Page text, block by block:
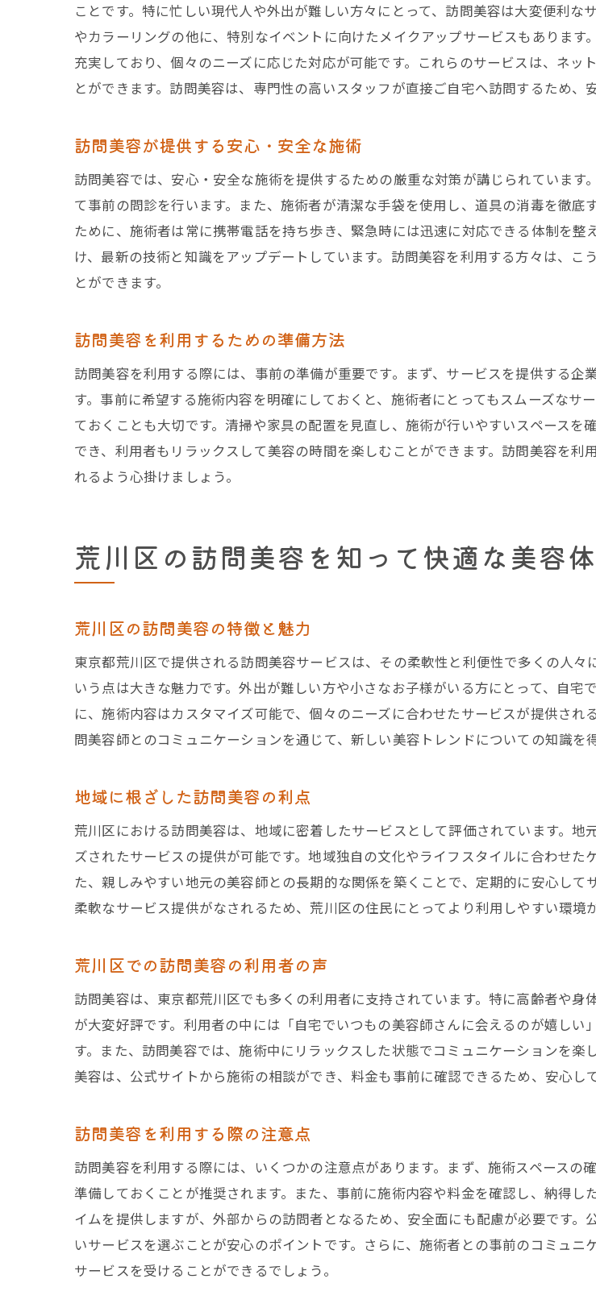
訪問美容で取り入れたい新
プロのアドバイスを受けら
訪問美容が提供するリフレ
訪問美容に必要な事前準備
訪問美容利用者が知ってお
訪問美容で得られるコスト
訪問美容の施術中にリラッ
訪問美容で受けられる多様
施術後のケアと次回訪問へ
訪問美容が叶える理想のビ
訪問美容の初回体験で気を
訪問美容の初回利用者に向
訪問美容の初回利用特典と
ことです。特に忙しい現代人や外出が難しい方々にとって、訪問美容は大変便利
やカラーリングの他に、特別なイベントに向けたメイクアップサービスもありま
充実しており、個々のニーズに応じた対応が可能です。これらのサービスは、ネ
とができます。訪問美容は、専門性の高いスタッフが直接ご自宅へ訪問するため、
訪問美容が提供する安心・安全な施術
訪問美容では、安心・安全な施術を提供するための厳重な対策が講じられていま
て事前の問診を行います。また、施術者が清潔な手袋を使用し、道具の消毒を徹
ために、施術者は常に携帯電話を持ち歩き、緊急時には迅速に対応できる体制を
け、最新の技術と知識をアップデートしています。訪問美容を利用する方々は、
とができます。
訪問美容を利用するための準備方法
訪問美容を利用する際には、事前の準備が重要です。まず、サービスを提供する
す。事前に希望する施術内容を明確にしておくと、施術者にとってもスムーズな
ておくことも大切です。清掃や家具の配置を見直し、施術が行いやすいスペース
でき、利用者もリラックスして美容の時間を楽しむことができます。訪問美容を
れるよう心掛けましょう。
荒川区の訪問美容を知って快適な美容
荒川区の訪問美容の特徴と魅力
東京都荒川区で提供される訪問美容サービスは、その柔軟性と利便性で多くの人
いう点は大きな魅力です。外出が難しい方や小さなお子様がいる方にとって、自
に、施術内容はカスタマイズ可能で、個々のニーズに合わせたサービスが提供さ
問美容師とのコミュニケーションを通じて、新しい美容トレンドについての知識を
地域に根ざした訪問美容の利点
荒川区における訪問美容は、地域に密着したサービスとして評価されています。
ズされたサービスの提供が可能です。地域独自の文化やライフスタイルに合わせ
た、親しみやすい地元の美容師との長期的な関係を築くことで、定期的に安心し
柔軟なサービス提供がなされるため、荒川区の住民にとってより利用しやすい環境
荒川区での訪問美容の利用者の声
訪問美容は、東京都荒川区でも多くの利用者に支持されています。特に高齢者や
が大変好評です。利用者の中には「自宅でいつもの美容師さんに会えるのが嬉し
す。また、訪問美容では、施術中にリラックスした状態でコミュニケーションを
美容は、公式サイトから施術の相談ができ、料金も事前に確認できるため、安心し
訪問美容を利用する際の注意点
訪問美容を利用する際には、いくつかの注意点があります。まず、施術スペース
準備しておくことが推奨されます。また、事前に施術内容や料金を確認し、納得
イムを提供しますが、外部からの訪問者となるため、安全面にも配慮が必要です
いサービスを選ぶことが安心のポイントです。さらに、施術者との事前のコミュ
サービスを受けることができるでしょう。